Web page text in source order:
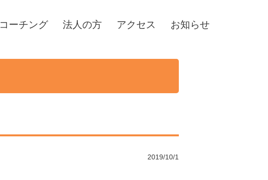
コーチング 法人の方 アクセス お知らせ
2019/10/1